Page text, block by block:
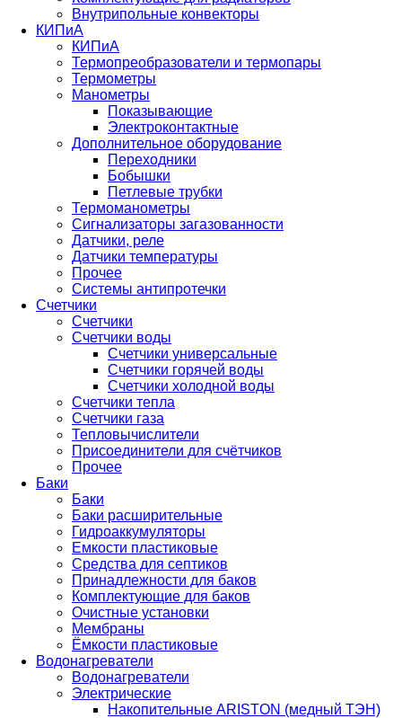
Внутрипольные конвекторы
КИПиА
КИПиА
Термопреобразователи и термопары
Термометры
Манометры
Показывающие
Электроконтактные
Дополнительное оборудование
Переходники
Бобышки
Петлевые трубки
Термоманометры
Сигнализаторы загазованности
Датчики, реле
Датчики температуры
Прочее
Системы антипротечки
Счетчики
Счетчики
Счетчики воды
Счетчики универсальные
Счетчики горячей воды
Счетчики холодной воды
Счетчики тепла
Счетчики газа
Тепловычислители
Присоединители для счётчиков
Прочее
Баки
Баки
Баки расширительные
Гидроаккумуляторы
Емкости пластиковые
Средства для септиков
Принадлежности для баков
Комплектующие для баков
Очистные установки
Мембраны
Ёмкости пластиковые
Водонагреватели
Водонагреватели
Электрические
Накопительные ARISTON (медный ТЭН)